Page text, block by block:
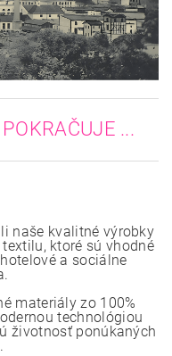
...
naše kvalitné výrobky
ktoré sú vhodné
a sociálne
materiály zo 100%
technológiou
životnosť ponúkaných